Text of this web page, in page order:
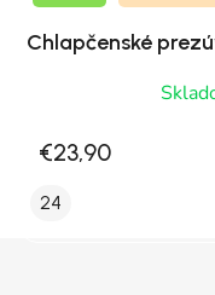
Chlapčenské
€23,90
24